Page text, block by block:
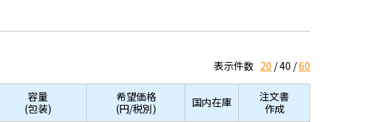
表示件数 20 40 60
容量
(包装)
希望価格
(円/税別)
国内在庫
注文書
作成